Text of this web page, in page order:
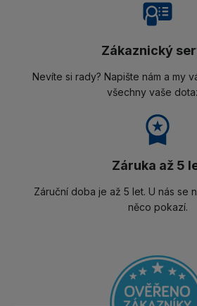
Zákaznický
Nevíte si rady? Napište nám a my
všechny vaše
Záruka až 5
Záruční doba je až 5 let. U nás se
něco pokazí.